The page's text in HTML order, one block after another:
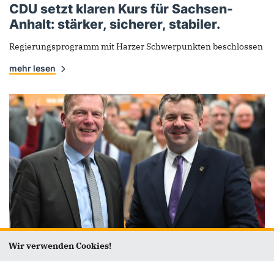
CDU setzt klaren Kurs für Sachsen-
Anhalt: stärker, sicherer, stabiler.
Regierungsprogramm mit Harzer Schwerpunkten beschlossen
mehr lesen
Wir verwenden Cookies!